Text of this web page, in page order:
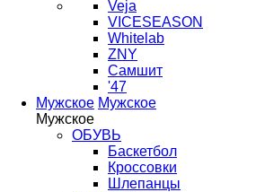
Veja
VICESEASON
Whitelab
ZNY
Самшит
'47
Мужское Мужское
Мужское
ОБУВЬ
Баскетбол
Кроссовки
Шлепанцы